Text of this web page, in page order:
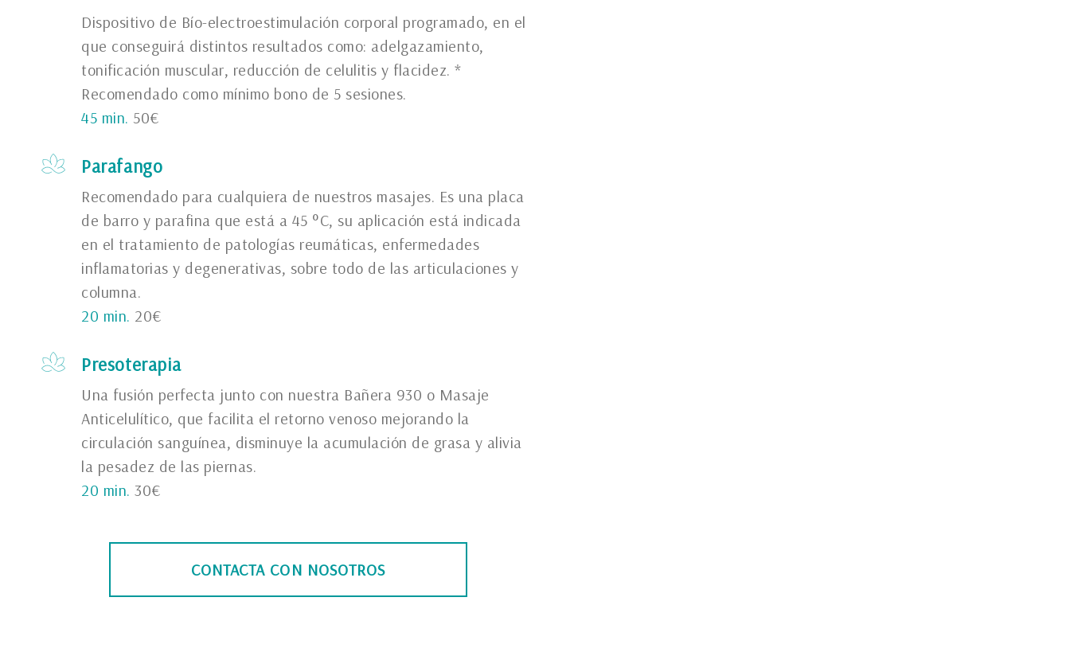
Dispositivo de Bío-electroestimulación corporal programado, en el
que conseguirá distintos resultados como: adelgazamiento,
tonificación muscular, reducción de celulitis y flacidez. *
Recomendado como mínimo bono de 5 sesiones.
45 min. 50€
Parafango
Recomendado para cualquiera de nuestros masajes. Es una placa
de barro y parafina que está a 45 °C, su aplicación está indicada
en el tratamiento de patologías reumáticas, enfermedades
inflamatorias y degenerativas, sobre todo de las articulaciones y
columna.
20 min. 20€
Presoterapia
Una fusión perfecta junto con nuestra Bañera 930 o Masaje
Anticelulítico, que facilita el retorno venoso mejorando la
circulación sanguínea, disminuye la acumulación de grasa y alivia
la pesadez de las piernas.
20 min. 30€
CONTACTA CON NOSOTROS